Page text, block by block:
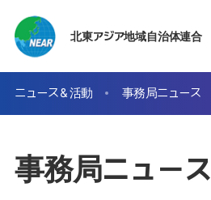
北東アジア地域自治体連合
ニュース＆活動 事務局ニュース
事務局ニュース